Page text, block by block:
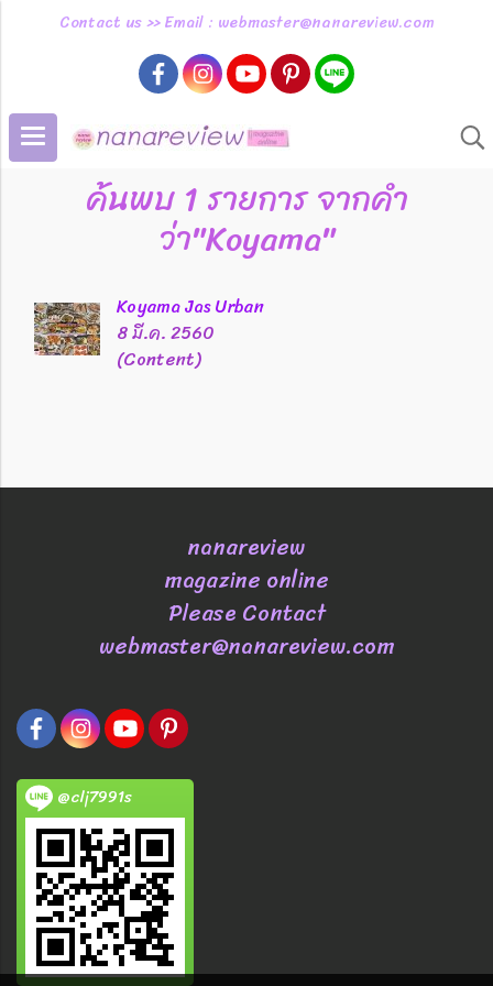
Contact us >> Email : webmaster@nanareview.com
ค้นพบ 1 รายการ จากคำ
ว่า"Koyama"
Koyama Jas Urban
8 มี.ค. 2560
(Content)
nanareview
magazine online
Please Contact
webmaster@nanareview.com
@clj7991s